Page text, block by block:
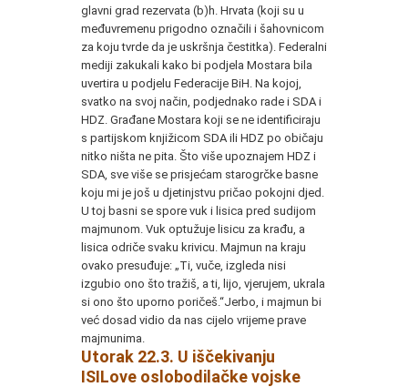
glavni grad rezervata (b)h. Hrvata (koji su u
međuvremenu prigodno označili i šahovnicom
za koju tvrde da je uskršnja čestitka). Federalni
mediji zakukali kako bi podjela Mostara bila
uvertira u podjelu Federacije BiH. Na kojoj,
svatko na svoj način, podjednako rade i SDA i
HDZ. Građane Mostara koji se ne identificiraju
s partijskom knjižicom SDA ili HDZ po običaju
nitko ništa ne pita. Što više upoznajem HDZ i
SDA, sve više se prisjećam starogrčke basne
koju mi je još u djetinjstvu pričao pokojni djed.
U toj basni se spore vuk i lisica pred sudijom
majmunom. Vuk optužuje lisicu za krađu, a
lisica odriče svaku krivicu. Majmun na kraju
ovako presuđuje: „Ti, vuče, izgleda nisi
izgubio ono što tražiš, a ti, lijo, vjerujem, ukrala
si ono što uporno poričeš.“Jerbo, i majmun bi
već dosad vidio da nas cijelo vrijeme prave
majmunima.
Utorak 22.3. U iščekivanju
ISILove oslobodilačke vojske